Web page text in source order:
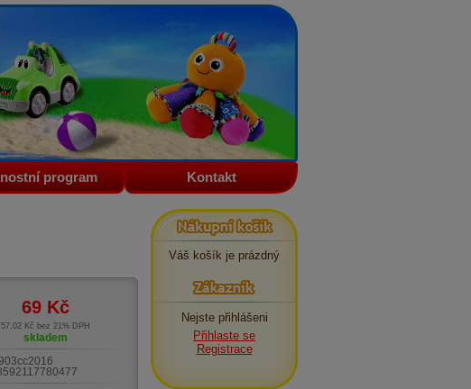
program Kontakt
69 Kč
57,02 Kč bez 21% DPH
skladem
Nákupní košík
Váš košík je prázdný
Zákazník
Nejste přihlášeni
Přihlaste se
Registrace